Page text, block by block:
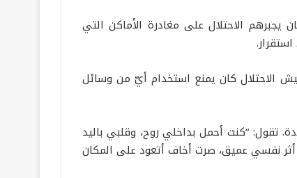
الاحتلال على مغادرة الأماكن التي
الاحتلال كان يمنع استخدام أيّ من وسائل
تقول: “كنت أحمل بداخلي روح، وقلبي باليد
نفسي عميق، صرت أخاف أتعود على المكان